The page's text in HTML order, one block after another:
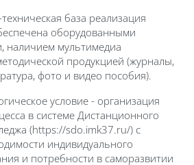
база реализация
оборудованными
наличием мультимедиа
продукцией (журналы,
фото и видео пособия).
условие - организация
в системе Дистанционного
(https://sdo.imk37.ru/) с
индивидуального
и потребности в саморазвитии